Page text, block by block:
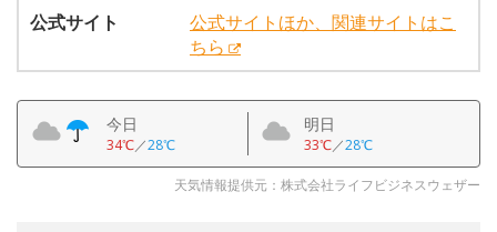
公式サイト
公式サイトほか、関連サイトはこ
ちら
今日
34℃／28℃
明日
33℃／28℃
天気情報提供元：株式会社ライフビジネスウェザー